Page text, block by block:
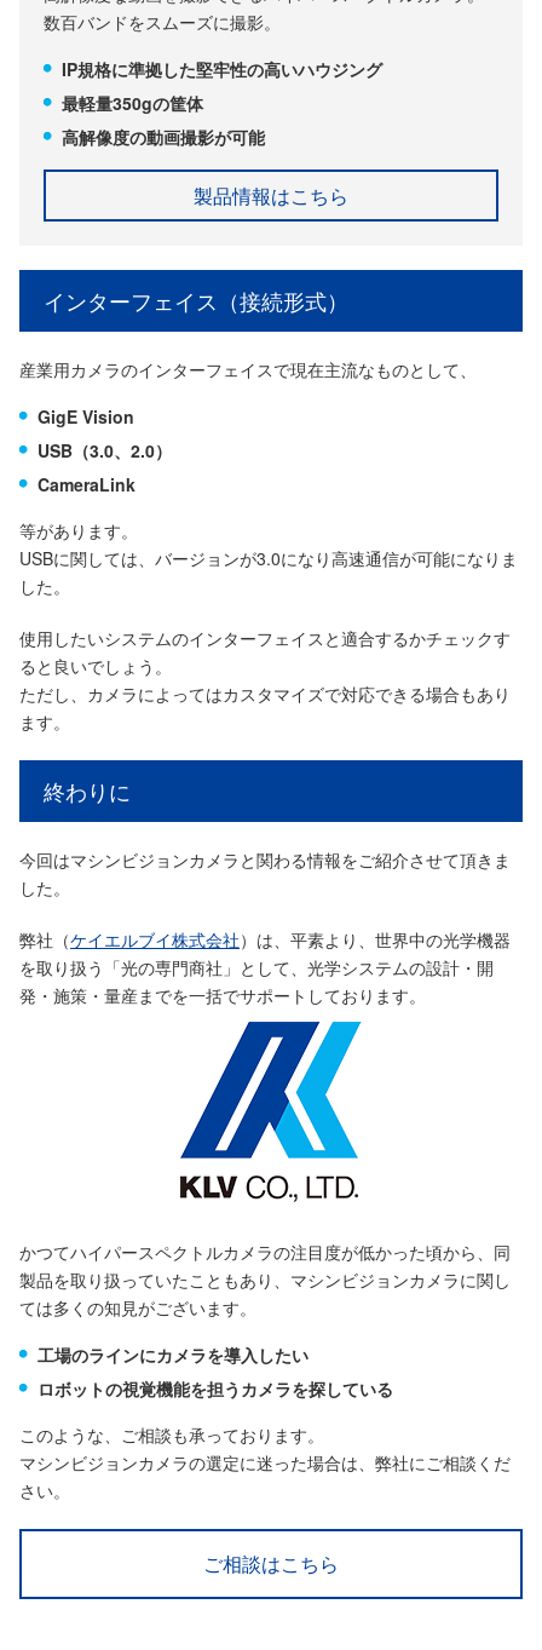
数百バンドをスムーズに撮影。
IP規格に準拠した堅牢性の高いハウジング
最軽量350gの筐体
高解像度の動画撮影が可能
製品情報はこちら
インターフェイス（接続形式）
産業用カメラのインターフェイスで現在主流なものとして、
GigE Vision
USB（3.0、2.0）
CameraLink
等があります。
USBに関しては、バージョンが3.0になり高速通信が可能になりま
した。
使用したいシステムのインターフェイスと適合するかチェックす
ると良いでしょう。
ただし、カメラによってはカスタマイズで対応できる場合もあり
ます。
終わりに
今回はマシンビジョンカメラと関わる情報をご紹介させて頂きま
した。
弊社（ケイエルブイ株式会社）は、平素より、世界中の光学機器
を取り扱う「光の専門商社」として、光学システムの設計・開
発・施策・量産までを一括でサポートしております。
かつてハイパースペクトルカメラの注目度が低かった頃から、同
製品を取り扱っていたこともあり、マシンビジョンカメラに関し
ては多くの知見がございます。
工場のラインにカメラを導入したい
ロボットの視覚機能を担うカメラを探している
このような、ご相談も承っております。
マシンビジョンカメラの選定に迷った場合は、弊社にご相談くだ
さい。
ご相談はこちら